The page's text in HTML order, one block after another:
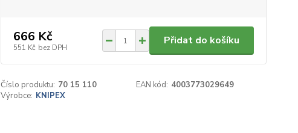
666 Kč
551 Kč bez DPH
Přidat do košíku
Číslo produktu: 70 15 110 EAN kód: 4003773029649
Výrobce: KNIPEX